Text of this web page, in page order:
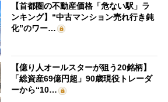
【首都圏の不動産価格「危ない駅」ラ
ンキング】“中古マンション売れ行き鈍
化”のワー…
【億り人オールスターが狙う20銘柄】
「総資産69億円超」90歳現役トレーダ
ーから“10…